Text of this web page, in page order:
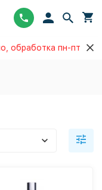
обработка пн-пт